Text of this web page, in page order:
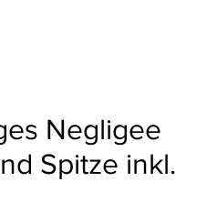
Negligee
Spitze inkl.